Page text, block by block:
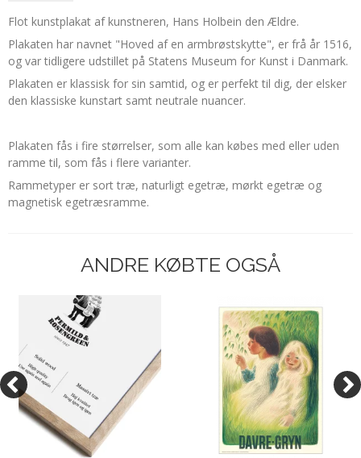
Flot kunstplakat af kunstneren, Hans Holbein den Ældre.
Plakaten har navnet "Hoved af en armbrøstskytte", er frå år 1516,
og var tidligere udstillet på Statens Museum for Kunst i Danmark.
Plakaten er klassisk for sin samtid, og er perfekt til dig, der elsker
den klassiske kunstart samt neutrale nuancer.
Plakaten fås i fire størrelser, som alle kan købes med eller uden
ramme til, som fås i flere varianter.
Rammetyper er sort træ, naturligt egetræ, mørkt egetræ og
magnetisk egetræsramme.
ANDRE KØBTE OGSÅ